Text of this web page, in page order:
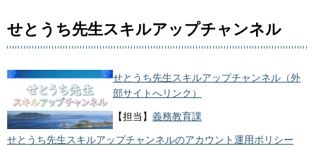
せとうち先生スキルアップチャンネル
せとうち先生スキルアップチャンネル（外
部サイトへリンク）
【担当】 義務教育課
せとうち先生スキルアップチャンネルのアカウント運用ポリシー